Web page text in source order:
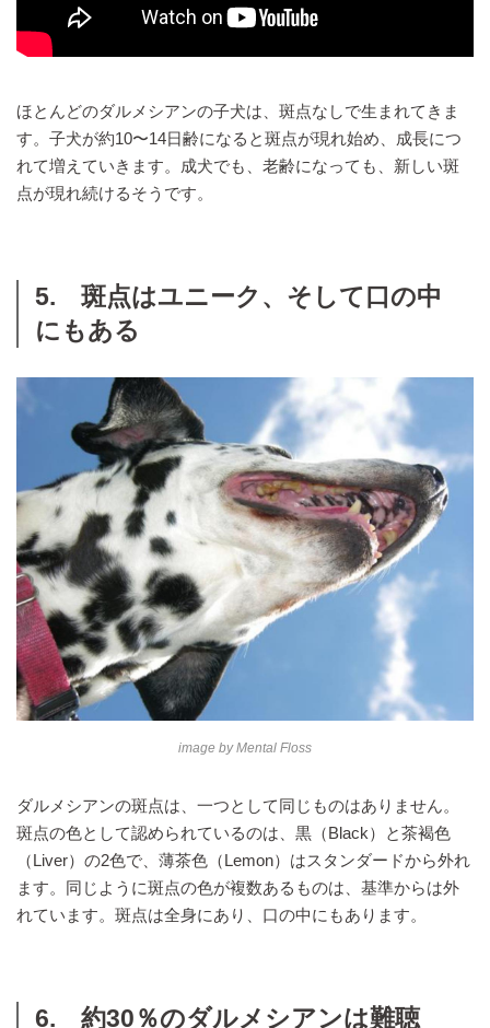
ほとんどのダルメシアンの子犬は、斑点なしで生まれてきま
す。子犬が約10〜14日齢になると斑点が現れ始め、成長につ
れて増えていきます。成犬でも、老齢になっても、新しい斑
点が現れ続けるそうです。
5. 斑点はユニーク、そして口の中
にもある
image byMental Floss
ダルメシアンの斑点は、一つとして同じものはありません。
斑点の色として認められているのは、黒（Black）と茶褐色
（Liver）の2色で、薄茶色（Lemon）はスタンダードから外れ
ます。同じように斑点の色が複数あるものは、基準からは外
れています。斑点は全身にあり、口の中にもあります。
6. 約30％のダルメシアンは難聴